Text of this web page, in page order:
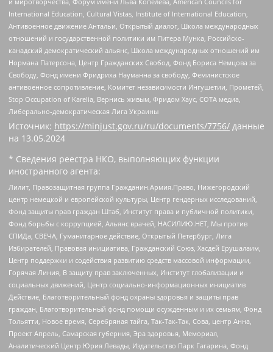
International Education, Cultural Vistas, Institute of International Education,
Антивоенное движение Антальи, Открытый диалог, Школа международных
отношений и государственной политики им Питера Мунка, Российско-
канадский демократический альянс, Школа международных отношений им
Нормана Патерсона, Центр Гражданских Свобод, Фонд Бориса Немцова за
Свободу, Фонд имени Фридриха Науманна за свободу, Феминистское
антивоенное сопротивление, Комитет независимости Ингушетии, Прометей,
Stop Occupation of Karelia, Вернись живым, Фридом Хаус, СОТА медиа,
Либерально-демократическая Лига Украины
Источник: https://minjust.gov.ru/ru/documents/7756/ данные
на 13.05.2024
* Сведения реестра НКО, выполняющих функции
иностранного агента:
Лилит, Правозащитная группа Гражданин.Армия.Право, Нижегородский
центр немецкой и европейской культуры, Центр гендерных исследований,
Фонд защиты прав граждан Штаб, Институт права и публичной политики,
Фонд борьбы с коррупцией, Альянс врачей, НАСИЛИЮ.НЕТ, Мы против
СПИДа, СВЕЧА, Гуманитарное действие, Открытый Петербург, Лига
Избирателей, Правовая инициатива, Гражданский Союз, Хасдей Ерушалаим,
Центр поддержки и содействия развитию средств массовой информации,
Горячая Линия, В защиту прав заключенных, Институт глобализации и
социальных движений, Центр социально-информационных инициатив
Действие, Благотворительный фонд охраны здоровья и защиты прав
граждан, Благотворительный фонд помощи осужденным и их семьям, Фонд
Тольятти, Новое время, Серебряная тайга, Так-Так-Так, Сова, центр Анна,
Проект Апрель, Самарская губерния, Эра здоровья, Мемориал,
Аналитический Центр Юрия Левады, Издательство Парк Гагарина, Фонд